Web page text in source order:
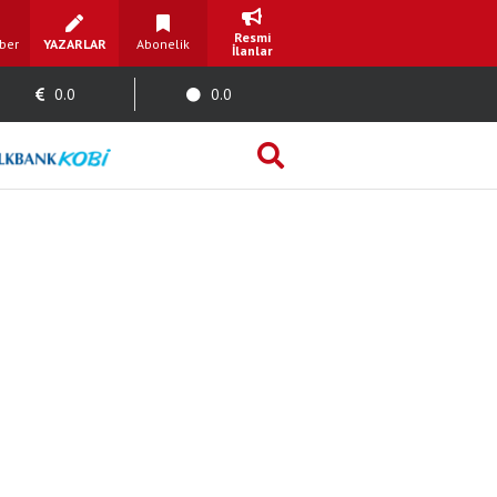
YAZARLAR Abonelik
Resmi
İlanlar
0.0 0.0